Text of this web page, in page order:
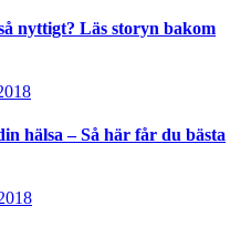
nyttigt? Läs storyn bakom
hälsa – Så här får du bästa